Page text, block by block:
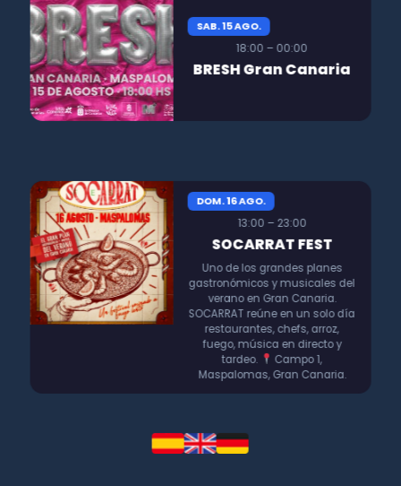
SAB. 15 AGO.
18:00 – 00:00
BRESH Gran Canaria
DOM. 16 AGO.
13:00 – 23:00
SOCARRAT FEST
Uno de los grandes planes
gastronómicos y musicales del
verano en Gran Canaria.
SOCARRAT reúne en un solo día
restaurantes, chefs, arroz,
fuego, música en directo y
tardeo.
Campo 1,
Maspalomas, Gran Canaria.